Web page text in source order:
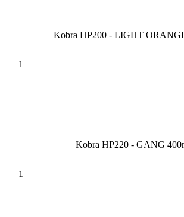
Kobra HP200 - LIGHT
Kobra HP220 - GANG